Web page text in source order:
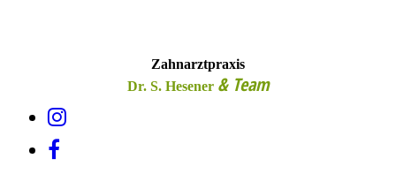
Zahnarztpraxis
Dr. S. Hesener & Team